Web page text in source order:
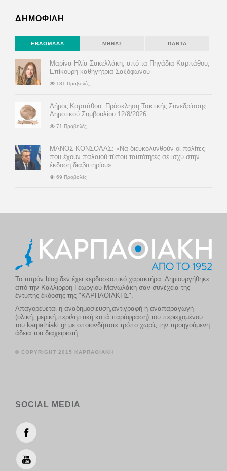
ΔΗΜΟΦΙΛΗ
ΕΒΔΟΜΆΔΑ ΜΉΝΑΣ ΠΆΝΤΑ
Μαρίνα Ηλία Σακελλάκη, από τα Πηγάδια Καρπάθου,
Επίκουρη καθηγήτρια Σαξόφωνου
181 Προβολές
Δήμος Καρπάθου: Πρόσκληση Τακτικής Συνεδρίασης
Δημοτικού Συμβουλίου 12/8/2026
71 Προβολές
ΜΑΝΟΣ ΚΟΝΣΟΛΑΣ: «Να διευκολυνθούν οι πολίτες
που έχουν παλαιού τύπου ταυτότητες σε ισχύ στην
έκδοση διαβατηρίου»
69 Προβολές
Το παρόν blog δεν έχει κερδοσκοπικό χαρακτήρα. Δημιουργήθηκε
από την Καλλιρρόη Γεωργίου-Μανωλάκη σαν συνέχεια της
έντυπης έκδοσης της "ΚΑΡΠΑΘΙΑΚΗΣ".
Απαγορεύεται η αναδημοσίευση,αντιγραφή ή αναπαραγωγή
(ολική, μερική,περιληπτική κατά παράφραση) του περιεχομένου
του karpathiaki.gr με οποιονδήποτε τρόπο χωρίς την προηγούμενη
άδεια του διαχειριστή.
© COPYRIGHT 2015 ΚΑΡΠΑΘΙΑΚΗ
SOCIAL MEDIA